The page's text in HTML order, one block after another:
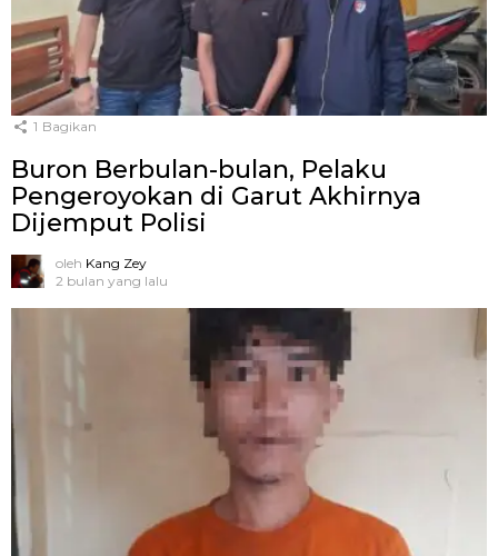
1 Bagikan
Buron Berbulan-bulan, Pelaku
Pengeroyokan di Garut Akhirnya
Dijemput Polisi
oleh Kang Zey
2 bulan yang lalu